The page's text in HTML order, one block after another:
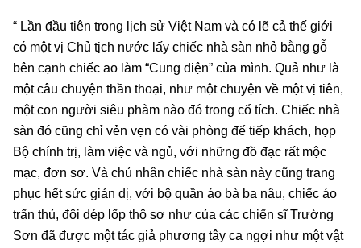
“ Lần đầu tiên trong lịch sử Việt Nam và có lẽ cả thế giới
có một vị Chủ tịch nước lấy chiếc nhà sàn nhỏ bằng gỗ
bên cạnh chiếc ao làm “Cung điện” của mình. Quả như là
một câu chuyện thần thoại, như một chuyện về một vị tiên,
một con người siêu phàm nào đó trong cổ tích. Chiếc nhà
sàn đó cũng chỉ vẻn vẹn có vài phòng để tiếp khách, họp
Bộ chính trị, làm việc và ngủ, với những đồ đạc rất mộc
mạc, đơn sơ. Và chủ nhân chiếc nhà sàn này cũng trang
phục hết sức giản dị, với bộ quần áo bà ba nâu, chiếc áo
trấn thủ, đôi dép lốp thô sơ như của các chiến sĩ Trường
Sơn đã được một tác giả phương tây ca ngợi như một vật